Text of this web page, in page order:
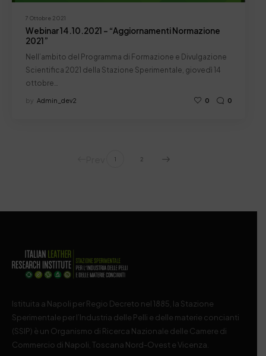
7 Ottobre 2021
Webinar 14.10.2021 – “Aggiornamenti Normazione
2021”
Nell’ambito del Programma di Formazione e Divulgazione
Scientifica 2021 della Stazione Sperimentale, giovedì 14
ottobre…
by Admin_dev2 0 0
1 2
Istituita a Napoli per Regio Decreto nel 1885, la Stazione
Sperimentale per l’Industria delle Pelli e delle materie concianti
(SSIP) è un Organismo di Ricerca Nazionale delle Camere di
Commercio di Napoli, Toscana Nord-Ovest e Vicenza.